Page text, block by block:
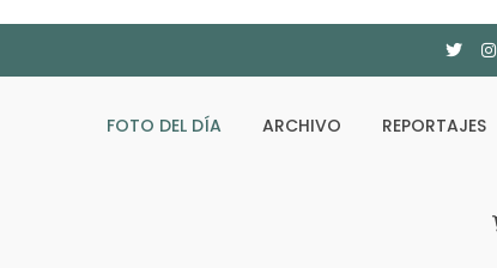
FOTO DEL DÍA ARCHIVO REPORTAJES